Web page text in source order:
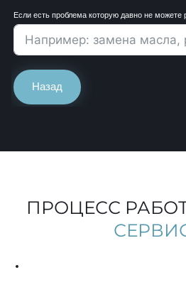
Если есть проблема которую давно не
Назад
ПРОЦЕСС